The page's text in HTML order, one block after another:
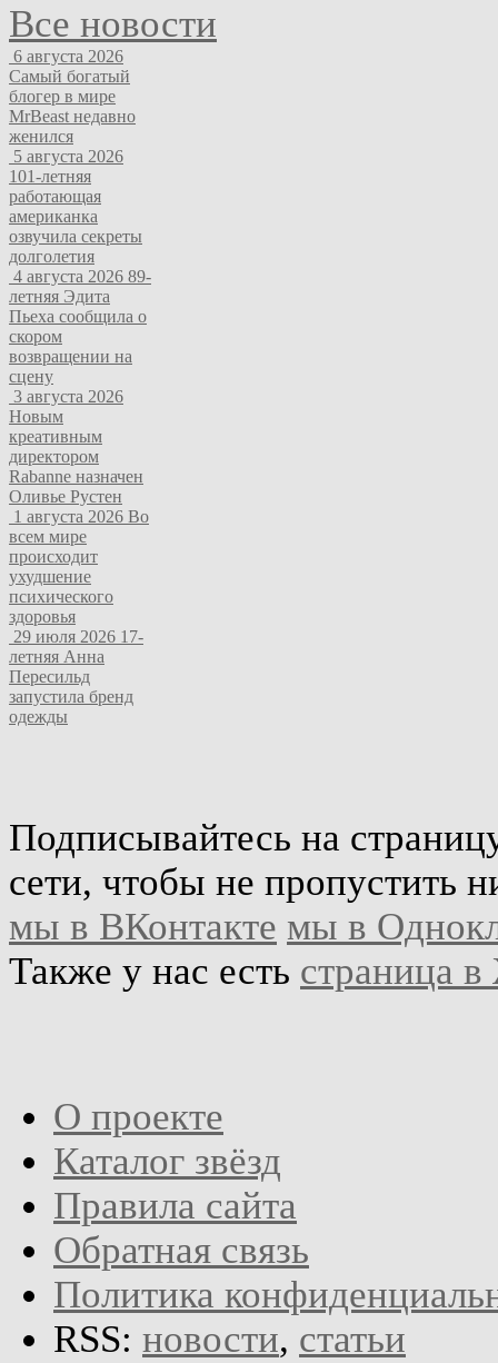
Все новости
6 августа 2026
Самый богатый
блогер в мире
MrBeast недавно
женился
5 августа 2026
101-летняя
работающая
американка
озвучила секреты
долголетия
4 августа 2026 89-
летняя Эдита
Пьеха сообщила о
скором
возвращении на
сцену
3 августа 2026
Новым
креативным
директором
Rabanne назначен
Оливье Рустен
1 августа 2026 Во
всем мире
происходит
ухудшение
психического
здоровья
29 июля 2026 17-
летняя Анна
Пересильд
запустила бренд
одежды
Подписывайтесь на
сети, чтобы не пропустить
мы в ВКонтакте мы в
Также у нас есть страница
О проекте
Каталог звёзд
Правила сайта
Обратная связь
Политика
RSS: новости, статьи